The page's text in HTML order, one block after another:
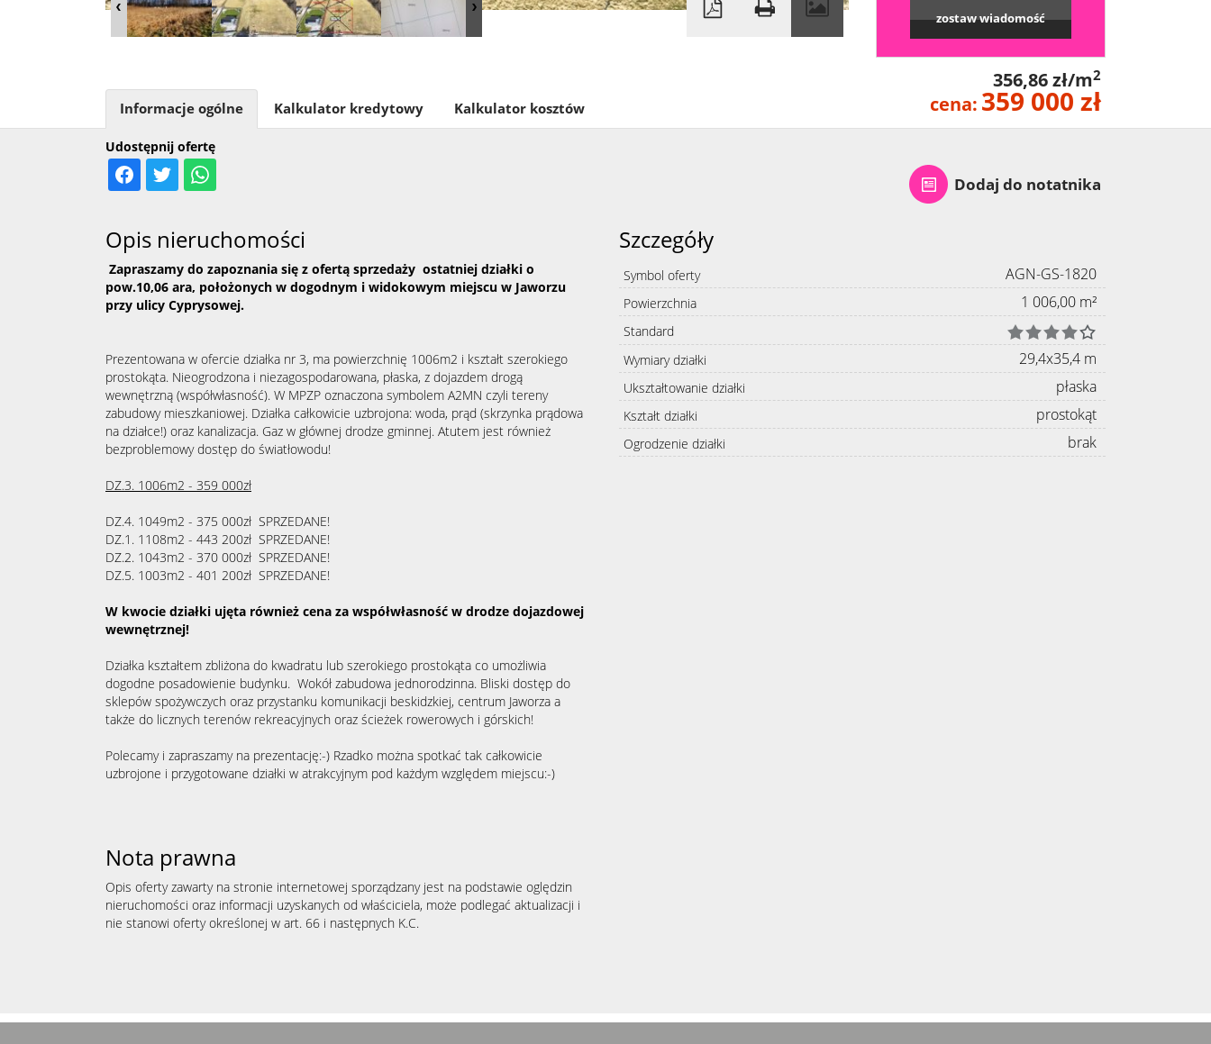
zostaw wiadomość
356,86 zł/m2
cena: 359 000 zł
Dodaj do notatnika
Udostępnij ofertę
Informacje ogólne Kalkulator kredytowy Kalkulator kosztów
Opis nieruchomości
Zapraszamy do zapoznania się z ofertą sprzedaży ostatniej działki o
pow.10,06 ara, położonych w dogodnym i widokowym miejscu w Jaworzu
przy ulicy Cyprysowej.
Prezentowana w ofercie działka nr 3, ma powierzchnię 1006m2 i kształt szerokiego
prostokąta. Nieogrodzona i niezagospodarowana, płaska, z dojazdem drogą
wewnętrzną (współwłasność). W MPZP oznaczona symbolem A2MN czyli tereny
zabudowy mieszkaniowej. Działka całkowicie uzbrojona: woda, prąd (skrzynka prądowa
na działce!) oraz kanalizacja. Gaz w głównej drodze gminnej. Atutem jest również
bezproblemowy dostęp do światłowodu!
DZ.3. 1006m2 - 359 000zł
DZ.4. 1049m2 - 375 000zł SPRZEDANE!
DZ.1. 1108m2 - 443 200zł SPRZEDANE!
DZ.2. 1043m2 - 370 000zł SPRZEDANE!
DZ.5. 1003m2 - 401 200zł SPRZEDANE!
W kwocie działki ujęta również cena za współwłasność w drodze dojazdowej
wewnętrznej!
Działka kształtem zbliżona do kwadratu lub szerokiego prostokąta co umożliwia
dogodne posadowienie budynku. Wokół zabudowa jednorodzinna. Bliski dostęp do
sklepów spożywczych oraz przystanku komunikacji beskidzkiej, centrum Jaworza a
także do licznych terenów rekreacyjnych oraz ścieżek rowerowych i górskich!
Polecamy i zapraszamy na prezentację:-) Rzadko można spotkać tak całkowicie
uzbrojone i przygotowane działki w atrakcyjnym pod każdym względem miejscu:-)
Nota prawna
Opis oferty zawarty na stronie internetowej sporządzany jest na podstawie oględzin
nieruchomości oraz informacji uzyskanych od właściciela, może podlegać aktualizacji i
nie stanowi oferty określonej w art. 66 i następnych K.C.
Szczegóły
Symbol oferty AGN-GS-1820
Powierzchnia 1 006,00 m²
Standard
Wymiary działki
29,4x35,4 m
Ukształtowanie działki płaska
Kształt działki prostokąt
Ogrodzenie działki brak